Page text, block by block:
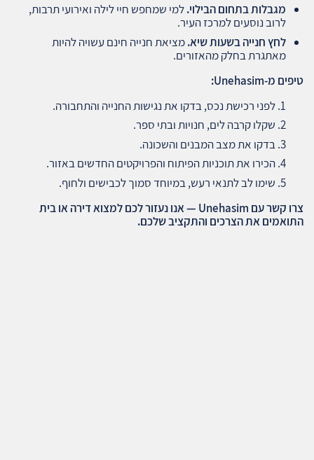
מגבלות בתחום הבילוי.למי שמחפש חיי לילה ואירועי תרבות,
לרוב נוסעים למרכז העיר.
לחץ חנייה בשעות שיא.מציאת חנייה חינם עשויה להיות
מאתגרת בחלק מהאזורים.
טיפים מ-Unehasim:
לפני רכישת נכס, בדקו את נגישות החנייה והתחבורה.
שקלו קרבה לים, חנויות ובתי ספר.
בדקו את מצב המבנים והשכונה.
הכירו את תוכניות הפיתוח והפרויקטים החדשים באזור.
שימו לב לתנאי רעש, במיוחד סמוך לכבישים ולחוף.
צרו קשר עם
אנו נעזור לכם למצוא דירה או בית
התואמים את הצרכים והתקציב שלכם.